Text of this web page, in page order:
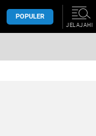
POPULER
JELAJAHI